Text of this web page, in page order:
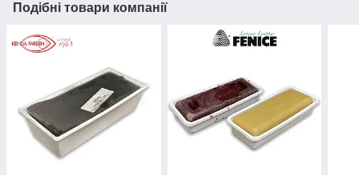
Подібні товари компанії